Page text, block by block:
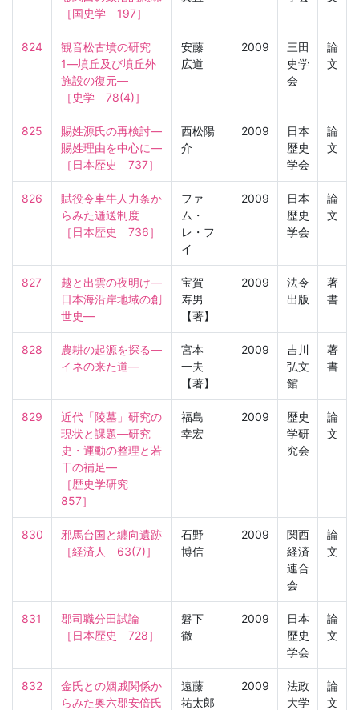
［国史学　197］
824
観音松古墳の研究
1―墳丘及び墳丘外
施設の復元―
［史学　78(4)］
安藤
広道
2009
三田
史学
会
論
文
825
賜姓源氏の再検討―
賜姓理由を中心に―
［日本歴史　737］
西松陽
介
2009
日本
歴史
学会
論
文
826
賦役令車牛人力条か
らみた逓送制度
［日本歴史　736］
ファ
ム・
レ・フ
イ
2009
日本
歴史
学会
論
文
827
越と出雲の夜明け―
日本海沿岸地域の創
世史―
宝賀
寿男
【著】
2009
法令
出版
著
書
828
農耕の起源を探る―
イネの来た道―
宮本
一夫
【著】
2009
吉川
弘文
館
著
書
829
近代「陵墓」研究の
現状と課題―研究
史・運動の整理と若
干の補足―
［歴史学研究
857］
福島
幸宏
2009
歴史
学研
究会
論
文
830
邪馬台国と纏向遺跡
［経済人　63(7)］
石野
博信
2009
関西
経済
連合
会
論
文
831
郡司職分田試論
［日本歴史　728］
磐下
徹
2009
日本
歴史
学会
論
文
832
金氏との姻戚関係か
らみた奥六郡安倍氏
遠藤
祐太郎
2009
法政
大学
論
文